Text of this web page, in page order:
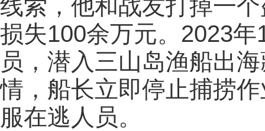
线索，他和战友打掉一
损失100余万元。2023
员，潜入三山岛渔船出
情，船长立即停止捕捞
服在逃人员。